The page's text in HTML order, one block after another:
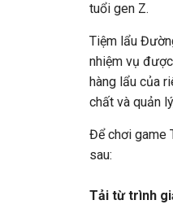
tuổi gen Z.
Tiệm lẩu
nhiệm vụ
hàng lẩu của
chất và quản
Để chơi game
sau:
Tải từ trình